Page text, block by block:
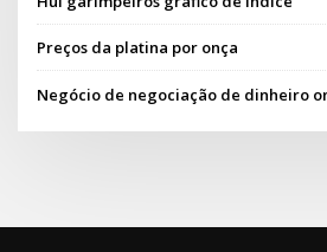
Preços da platina por onça
Negócio de negociação de dinheiro